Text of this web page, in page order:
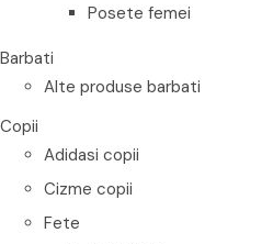
Posete femei
Barbati
Alte produse barbati
Copii
Adidasi copii
Cizme copii
Fete